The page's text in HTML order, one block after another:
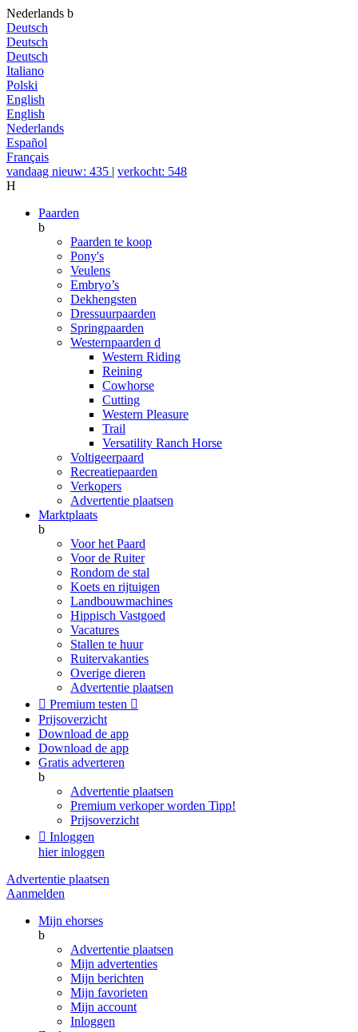
Nederlands b
Deutsch
Deutsch
Deutsch
Italiano
Polski
English
English
Nederlands
Español
Français
vandaag nieuw: 435 | verkocht: 548
H
Paarden
b
Paarden te koop
Pony's
Veulens
Embryo’s
Dekhengsten
Dressuurpaarden
Springpaarden
Westernpaarden d
Western Riding
Reining
Cowhorse
Cutting
Western Pleasure
Trail
Versatility Ranch Horse
Voltigeerpaard
Recreatiepaarden
Verkopers
Advertentie plaatsen
Marktplaats
b
Voor het Paard
Voor de Ruiter
Rondom de stal
Koets en rijtuigen
Landbouwmachines
Hippisch Vastgoed
Vacatures
Stallen te huur
Ruitervakanties
Overige dieren
Advertentie plaatsen
 Premium testen 
Prijsoverzicht
Download de app
Download de app
Gratis adverteren
b
Advertentie plaatsen
Premium verkoper worden Tipp!
Prijsoverzicht
 Inloggen
hier inloggen
Advertentie plaatsen
Aanmelden
Mijn ehorses
b
Advertentie plaatsen
Mijn advertenties
Mijn berichten
Mijn favorieten
Mijn account
Inloggen